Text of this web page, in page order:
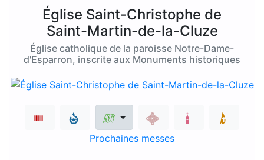
Église Saint-Christophe de
Saint-Martin-de-la-Cluze
Église catholique de la paroisse Notre-Dame-
d'Esparron, inscrite aux Monuments historiques
Prochaines messes